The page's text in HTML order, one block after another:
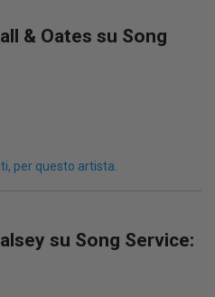
& Oates su Song
per questo artista.
su Song Service: